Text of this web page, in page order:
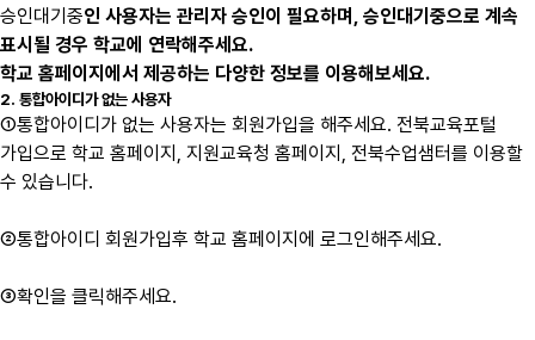
승인대기중인 사용자는 관리자 승인이 필요하며, 승인대기중으로 계속
표시될 경우 학교에 연락해주세요.
학교 홈페이지에서 제공하는 다양한 정보를 이용해보세요.
2. 통합아이디가 없는 사용자
①통합아이디가 없는 사용자는 회원가입을 해주세요. 전북교육포털
가입으로 학교 홈페이지, 지원교육청 홈페이지, 전북수업샘터를 이용할
수 있습니다.
②통합아이디 회원가입후 학교 홈페이지에 로그인해주세요.
③확인을 클릭해주세요.